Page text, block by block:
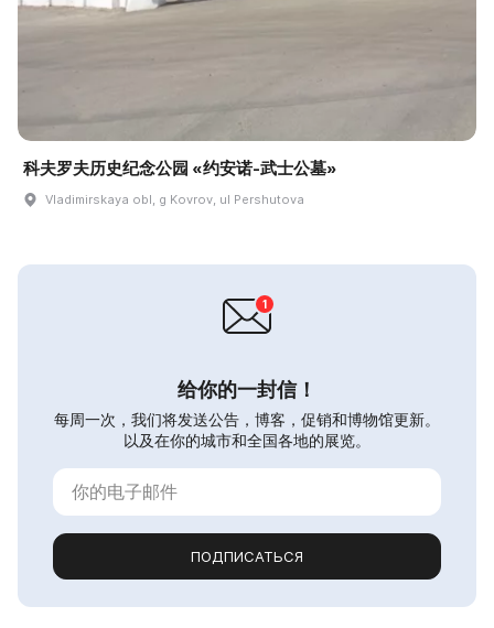
科夫罗夫历史纪念公园 «约安诺-武士公墓»
Vladimirskaya obl, g Kovrov, ul Pershutova
给你的一封信！
每周一次，我们将发送公告，博客，促销和博物馆更新。
以及在你的城市和全国各地的展览。
ПОДПИСАТЬСЯ